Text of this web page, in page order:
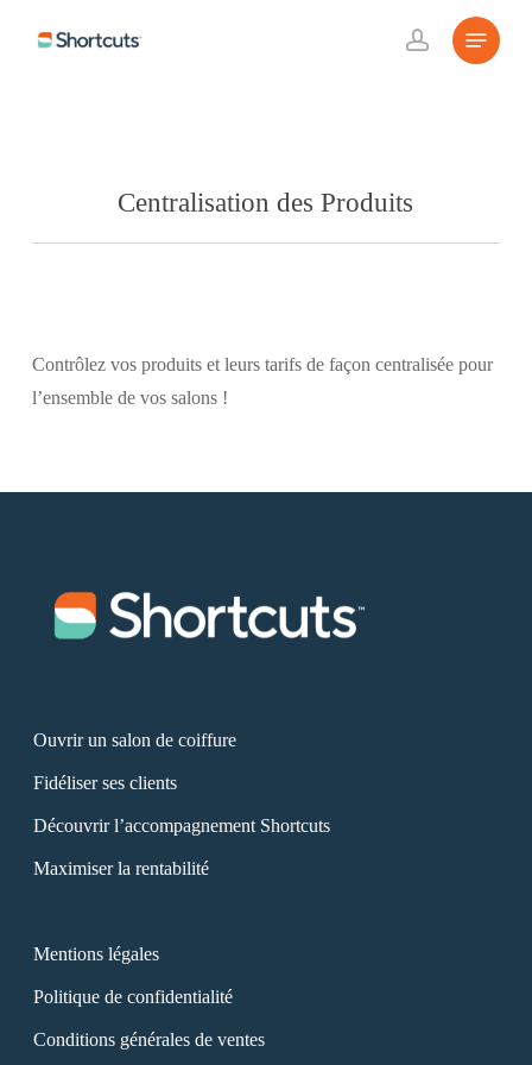
account
Menu
Centralisation des Produits
Contrôlez vos produits et leurs tarifs de façon centralisée pour
l’ensemble de vos salons !
Ouvrir un salon de coiffure
Fidéliser ses clients
Découvrir l’accompagnement Shortcuts
Maximiser la rentabilité
Mentions légales
Politique de confidentialité
Conditions générales de ventes